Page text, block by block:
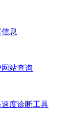
息
网站查询
度诊断工具